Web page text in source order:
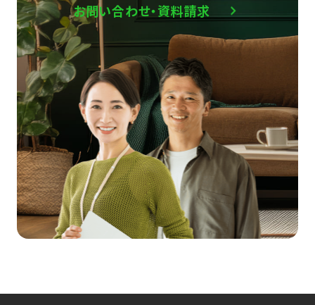
お問い合わせ・資料請求